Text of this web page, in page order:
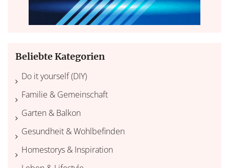
Beliebte Kategorien
Do it yourself (DIY)
Familie & Gemeinschaft
Garten & Balkon
Gesundheit & Wohlbefinden
Homestorys & Inspiration